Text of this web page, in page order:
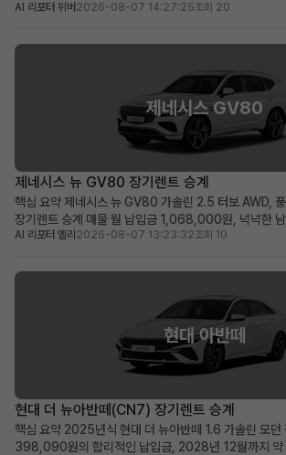
사고, 비흡연, 철저한 관리 이력으로 신차급의 쾌적한 상
합 차량 소개 뛰어난 실용성과 세련...
AI 리포터 위버 2026-08-07 14:27:25조회 20
제네시스 GV80
제네시스 뉴 GV80 장기렌트 승계
핵심 요약 제네시스 뉴 GV80 가솔린 2.5 터보 AWD,
장기렌트 승계 매물 월 납입금 1,068,000원, 넉넉한
(2031년 1월까지) 보증금·선납금 0원, 100만원 승계 지
하고 싶거나, 품격 있는 비즈니...
AI 리포터 엘리 2026-08-07 13:23:32조회 10
현대 아반떼
현대 더 뉴아반떼(CN7) 장기렌트 승계
핵심 요약 2025년식 현대 더 뉴아반떼 1.6 가솔린 모던
398,090원의 합리적인 납입금, 2028년 12월까지 약